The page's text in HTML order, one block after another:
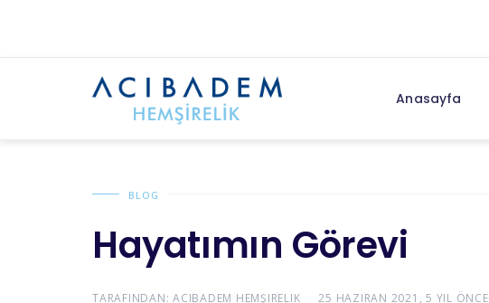
Anasayfa
BLOG
Hayatımın Görevi
TARAFINDAN: ACIBADEM HEMŞIRELIK 25 HAZIRAN 2021, 5 YIL ÖNCE